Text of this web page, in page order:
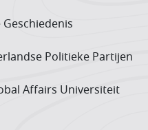
Politieke Partijen
Affairs Universiteit